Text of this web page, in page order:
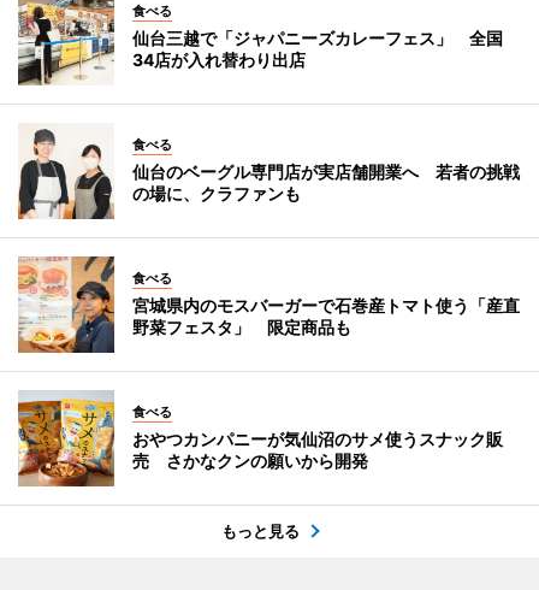
食べる
仙台三越で「ジャパニーズカレーフェス」 全国
34店が入れ替わり出店
食べる
仙台のベーグル専門店が実店舗開業へ 若者の挑戦
の場に、クラファンも
食べる
宮城県内のモスバーガーで石巻産トマト使う「産直
野菜フェスタ」 限定商品も
食べる
おやつカンパニーが気仙沼のサメ使うスナック販
売 さかなクンの願いから開発
もっと見る